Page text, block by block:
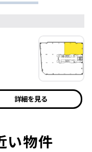
詳細を見る
い物件